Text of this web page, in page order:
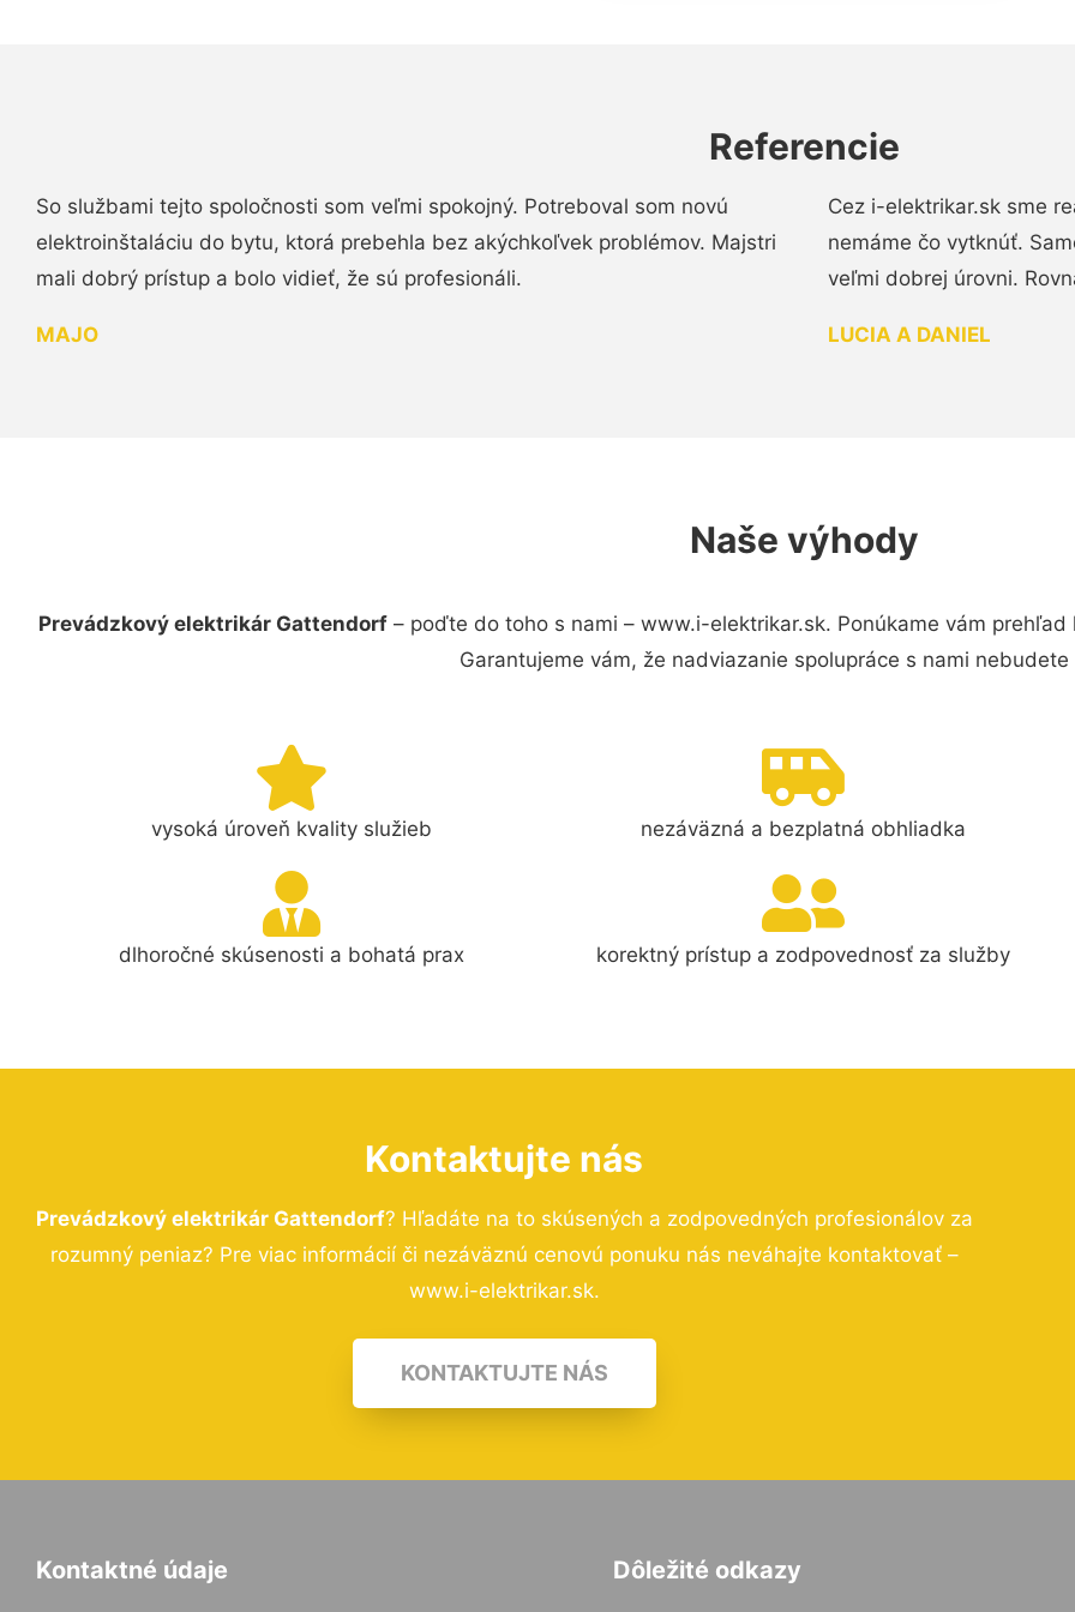
Referencie
So službami tejto spoločnosti som veľmi spokojný. Potreboval som novú
elektroinštaláciu do bytu, ktorá prebehla bez akýchkoľvek problémov. Majstri
mali dobrý prístup a bolo vidieť, že sú profesionáli.
MAJO
Cez i-elektrikar.sk sme
nemáme čo vytknúť.
veľmi dobrej úrovni.
LUCIA A DANIEL
Naše výhody
Prevádzkový elektrikár Gattendorf– poďte do toho s nami – www.i-elektrikar.sk. Ponúkame vám
Garantujeme vám, že nadviazanie spolupráce s nami
vysoká úroveň kvality služieb nezáväzná a bezplatná obhliadka
dlhoročné skúsenosti a bohatá prax korektný prístup a zodpovednosť za služby
Kontaktujte nás
Prevádzkový elektrikár Gattendorf? Hľadáte na to skúsených a zodpovedných profesionálov za
rozumný peniaz? Pre viac informácií či nezáväznú cenovú ponuku nás neváhajte kontaktovať –
www.i-elektrikar.sk.
KONTAKTUJTE NÁS
Kontaktné údaje Dôležité odkazy